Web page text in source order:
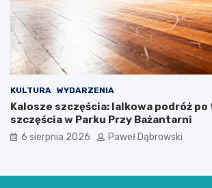
KULTURA WYDARZENIA
Kalosze szczęścia: lalkowa podróż
szczęścia w Parku Przy Bażantarni
6 sierpnia 2026 Paweł Dąbrowski